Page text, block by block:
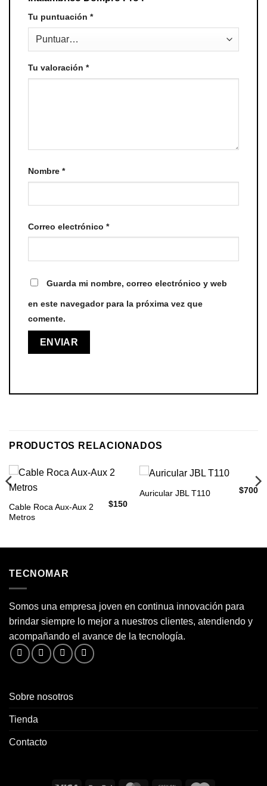
Tu puntuación *
Tu valoración *
Nombre *
Correo electrónico *
Guarda mi nombre, correo electrónico y web
en este navegador para la próxima vez que
comente.
PRODUCTOS RELACIONADOS
Cable Roca Aux-Aux 2
Metros
$150
Auricular JBL T110 $700
TECNOMAR
Somos una empresa joven en continua innovación para
brindar siempre lo mejor a nuestros clientes, atendiendo y
acompañando el avance de la tecnología.
Sobre nosotros
Tienda
Contacto